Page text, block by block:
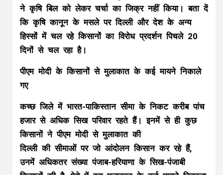
ने कृषि बिल को लेकर चर्चा का जिक्र नहीं किया। बता दें
कि कृषि कानून के मसले पर दिल्ली और देश के अन्य
हिस्सों में चल रहे किसानों का विरोध प्रदर्शन पिचले 20
दिनों से चल रहा है।
पीएम मोदी के किसानों से मुलाकात के कई मायने निकाले
गए
कच्छ जिले में भारत-पाकिस्तान सीमा के निकट करीब पांच
हजार से अधिक सिख परिवार रहते हैं। इनमें से ही कुछ
किसानों ने पीएम मोदी से मुलाकात की
दिल्ली की सीमाओं पर जो आंदोलन किसान कर रहे हैं,
उनमें अधिकतर संख्या पंजाब-हरियाणा के सिख-पंजाबी